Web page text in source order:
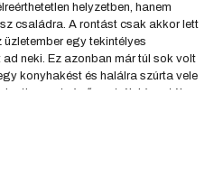
helyzetben, hanem
családra. A rontást csak akkor lett
egy tekintélyes
neki. Ez azonban már túl sok volt
konyhakést és halálra szúrta vele
című osztrák hírportál.